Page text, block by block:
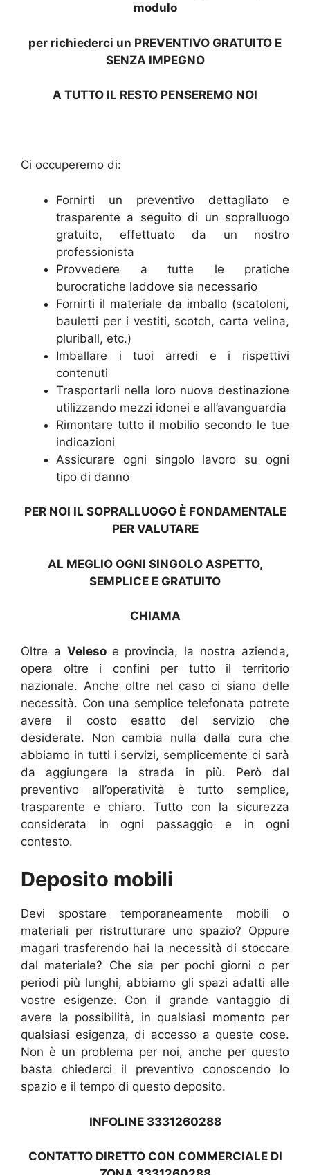
modulo
per richiederci un PREVENTIVO GRATUITO E
SENZA IMPEGNO
A TUTTO IL RESTO PENSEREMO NOI
Ci occuperemo di:
Fornirti un preventivo dettagliato e
trasparente a seguito di un sopralluogo
gratuito, effettuato da un nostro
professionista
Provvedere a tutte le pratiche
burocratiche laddove sia necessario
Fornirti il materiale da imballo (scatoloni,
bauletti per i vestiti, scotch, carta velina,
pluriball, etc.)
Imballare i tuoi arredi e i rispettivi
contenuti
Trasportarli nella loro nuova destinazione
utilizzando mezzi idonei e all’avanguardia
Rimontare tutto il mobilio secondo le tue
indicazioni
Assicurare ogni singolo lavoro su ogni
tipo di danno
PER NOI IL SOPRALLUOGO È FONDAMENTALE
PER VALUTARE
AL MEGLIO OGNI SINGOLO ASPETTO,
SEMPLICE E GRATUITO
CHIAMA
Oltre a Veleso e provincia, la nostra azienda,
opera oltre i confini per tutto il territorio
nazionale. Anche oltre nel caso ci siano delle
necessità. Con una semplice telefonata potrete
avere il costo esatto del servizio che
desiderate. Non cambia nulla dalla cura che
abbiamo in tutti i servizi, semplicemente ci sarà
da aggiungere la strada in più. Però dal
preventivo all’operatività è tutto semplice,
trasparente e chiaro. Tutto con la sicurezza
considerata in ogni passaggio e in ogni
contesto.
Deposito mobili
Devi spostare temporaneamente mobili o
materiali per ristrutturare uno spazio? Oppure
magari trasferendo hai la necessità di stoccare
dal materiale? Che sia per pochi giorni o per
periodi più lunghi, abbiamo gli spazi adatti alle
vostre esigenze. Con il grande vantaggio di
avere la possibilità, in qualsiasi momento per
qualsiasi esigenza, di accesso a queste cose.
Non è un problema per noi, anche per questo
basta chiederci il preventivo conoscendo lo
spazio e il tempo di questo deposito.
INFOLINE 3331260288
CONTATTO DIRETTO CON COMMERCIALE DI